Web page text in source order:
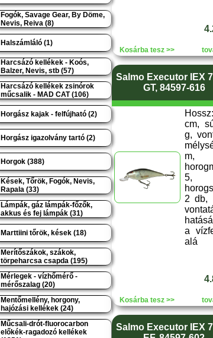
Fogók, Savage Gear, By Döme,
Nevis, Reiva (8)
Halszámláló (1)
Harcsázó kellékek - Koós,
Balzer, Nevis, stb (57)
Harcsázó kellékek zsinórok
műcsalik - MAD CAT (106)
Horgász kajak - felfújható (2)
Horgász igazolvány tartó (2)
Horgok (388)
Kések, Tőrök, Fogók, Nevis,
Rapala (33)
Lámpák, gáz lámpák-főzők,
akkus és fej lámpák (31)
Marttiini tőrök, kések (18)
Merítőszákok, szákok,
törpeharcsa csapda (195)
Mérlegek - vízhőmérő -
mérőszalag (20)
Mentőmellény, horgony,
hajózási kellékek (24)
Műcsali-drót-fluorocarbon
előkék-ragadozó kellékek
Kosárba tesz >>
Salmo Executor IEX
GT, 84597-616
cm,
g,
m,
5,
2 db,
a
alá
Kosárba tesz >>
Salmo Executor IEX